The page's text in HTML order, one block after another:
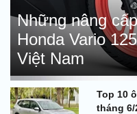
Những nâng
Honda Vario
Việt Nam
Top 10
tháng 6/